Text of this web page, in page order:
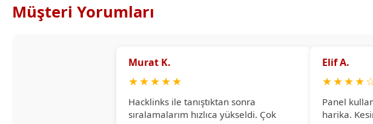
Müşteri Yorumları
Murat K.
★★★★★
Hacklinks ile tanıştıktan sonra
sıralamalarım hızlıca yükseldi. Çok
Elif A.
★★★★
Panel
harika.